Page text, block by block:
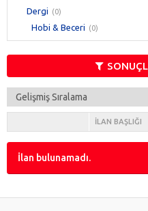
Dergi (0)
Hobi & Beceri (0)
İLAN BAŞLIĞI
İlan bulunamadı.